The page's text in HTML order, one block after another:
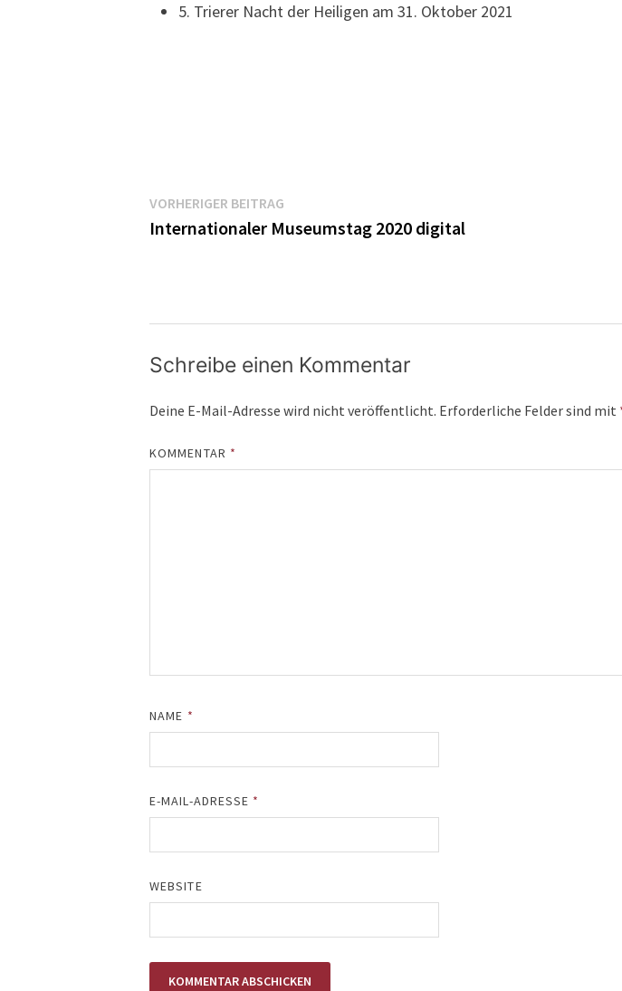
5. Trierer Nacht der Heiligen am 31. Oktober 2021
Beitragsnavigation
VORHERIGER BEITRAG
Beitrag:
Internationaler Museumstag 2020 digital
Schreibe einen Kommentar
Deine E-Mail-Adresse wird nicht veröffentlicht. Erforderliche Felder sind mit
KOMMENTAR *
NAME *
E-MAIL-ADRESSE *
WEBSITE